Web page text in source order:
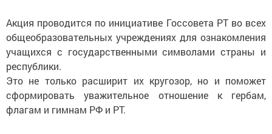
Акция проводится по инициативе Госсовета РТ во всех
общеобразовательных учреждениях для ознакомления
учащихся с государственными символами страны и
республики.
Это не только расширит их кругозор, но и поможет
сформировать уважительное отношение к гербам,
флагам и гимнам РФ и РТ.